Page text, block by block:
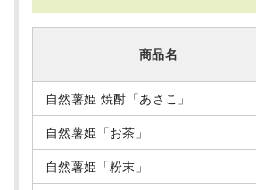
商品名
自然薯姫 焼酎「あさこ」
自然薯姫「お茶」
自然薯姫「粉末」